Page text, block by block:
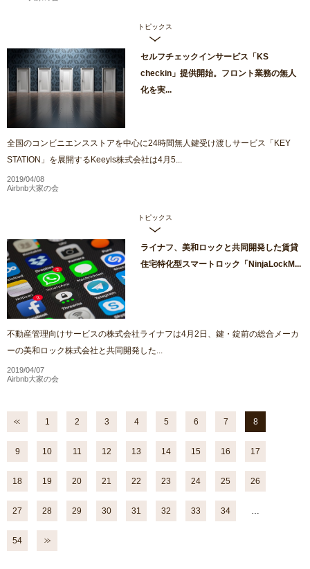
トピックス
セルフチェックインサービス「KS
checkin」提供開始。フロント業務の無人
化を実...
全国のコンビニエンスストアを中心に24時間無人鍵受け渡しサービス「KEY
STATION」を展開するKeeyls株式会社は4月5...
2019/04/08
Airbnb大家の会
トピックス
ライナフ、美和ロックと共同開発した賃貸
住宅特化型スマートロック「NinjaLockM...
不動産管理向けサービスの株式会社ライナフは4月2日、鍵・錠前の総合メーカ
ーの美和ロック株式会社と共同開発した...
2019/04/07
Airbnb大家の会
1 2 3 4 5 6 7 8
9 10 11 12 13 14 15 16 17
18 19 20 21 22 23 24 25 26
27 28 29 30 31 32 33 34
54